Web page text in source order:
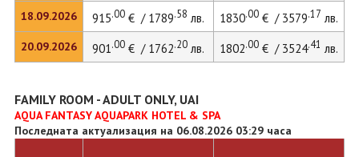
18.09.2026
20.09.2026
915.00€ / 1789.58 лв. 1830.00€ / 3579.17 лв.
901.00€ / 1762.20лв. 1802.00€ / 3524.41 лв.
FAMILY ROOM - ADULT ONLY, UAI
AQUA FANTASY AQUAPARK HOTEL & SPA
Последната актуализация на 06.08.2026 03:29 часа